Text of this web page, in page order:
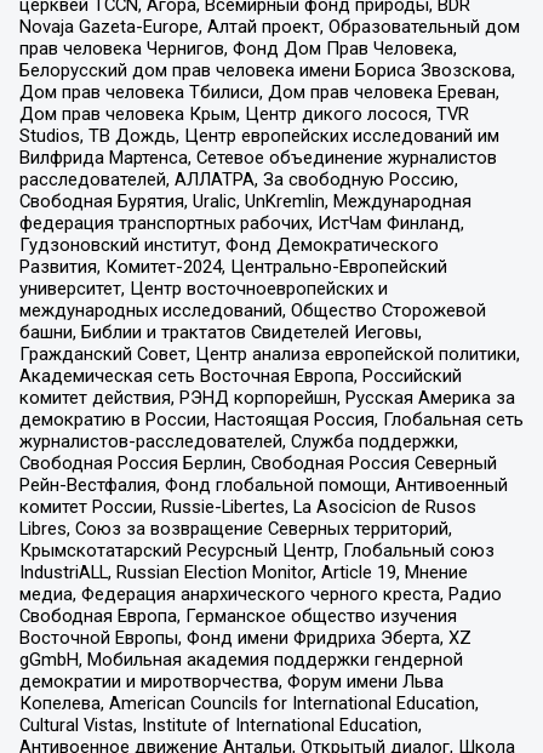
церквей TCCN, Агора, Всемирный фонд природы, BDR
Novaja Gazeta-Europe, Алтай проект, Образовательный дом
прав человека Чернигов, Фонд Дом Прав Человека,
Белорусский дом прав человека имени Бориса Звозскова,
Дом прав человека Тбилиси, Дом прав человека Ереван,
Дом прав человека Крым, Центр дикого лосося, TVR
Studios, ТВ Дождь, Центр европейских исследований им
Вилфрида Мартенса, Сетевое объединение журналистов
расследователей, АЛЛАТРА, За свободную Россию,
Свободная Бурятия, Uralic, UnKremlin, Международная
федерация транспортных рабочих, ИстЧам Финланд,
Гудзоновский институт, Фонд Демократического
Развития, Комитет-2024, Центрально-Европейский
университет, Центр восточноевропейских и
международных исследований, Общество Сторожевой
башни, Библии и трактатов Свидетелей Иеговы,
Гражданский Совет, Центр анализа европейской политики,
Академическая сеть Восточная Европа, Российский
комитет действия, РЭНД корпорейшн, Русская Америка за
демократию в России, Настоящая Россия, Глобальная сеть
журналистов-расследователей, Служба поддержки,
Свободная Россия Берлин, Свободная Россия Северный
Рейн-Вестфалия, Фонд глобальной помощи, Антивоенный
комитет России, Russie-Libertes, La Asocicion de Rusos
Libres, Союз за возвращение Северных территорий,
Крымскотатарский Ресурсный Центр, Глобальный союз
IndustriALL, Russian Election Monitor, Article 19, Мнение
медиа, Федерация анархического черного креста, Радио
Свободная Европа, Германское общество изучения
Восточной Европы, Фонд имени Фридриха Эберта, XZ
gGmbH, Мобильная академия поддержки гендерной
демократии и миротворчества, Форум имени Льва
Копелева, American Councils for International Education,
Cultural Vistas, Institute of International Education,
Антивоенное движение Антальи, Открытый диалог, Школа